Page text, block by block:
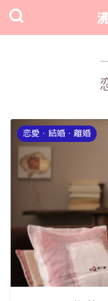
恋愛・結婚・離婚